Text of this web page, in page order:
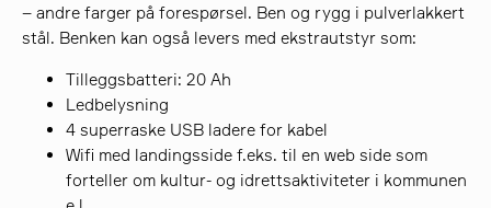
– andre farger på forespørsel. Ben og rygg i pulverlakkert
stål. Benken kan også levers med ekstrautstyr som:
Tilleggsbatteri: 20 Ah
Ledbelysning
4 superraske USB ladere for kabel
Wifi med landingsside f.eks. til en web side som
forteller om kultur- og idrettsaktiviteter i kommunen